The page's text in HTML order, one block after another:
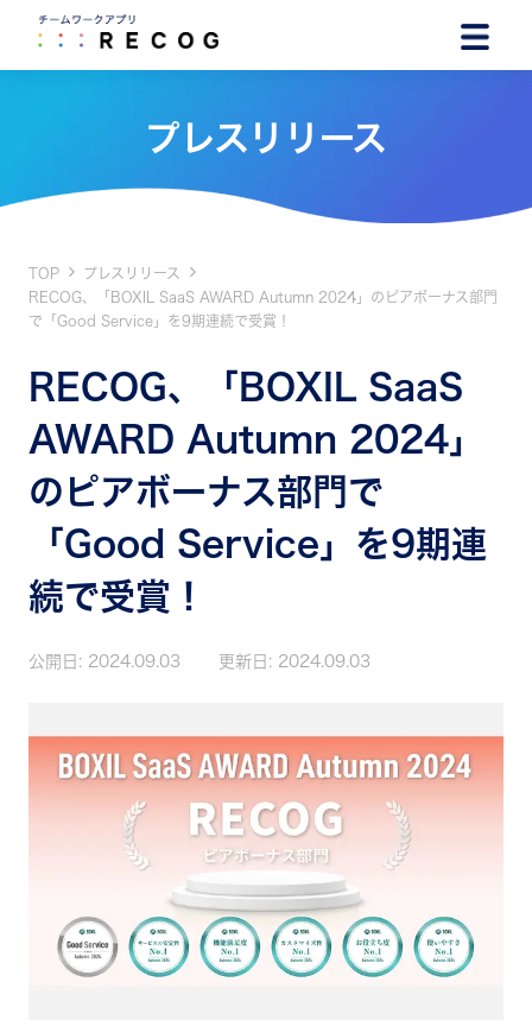
プレスリリース
TOP
プレスリリース
RECOG、「BOXIL SaaS AWARD Autumn 2024」のピアボーナス部門
で「Good Service」を9期連続で受賞！
RECOG、「BOXIL SaaS
AWARD Autumn 2024」
のピアボーナス部門で
「Good Service」を9期連
続で受賞！
公開日: 2024.09.03 更新日: 2024.09.03